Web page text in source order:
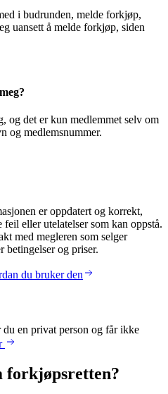
i budrunden, melde forkjøp,
uansett å melde forkjøp, siden
og det er kun medlemmet selv om
og medlemsnummer.
er oppdatert og korrekt,
eller utelatelser som kan oppstå.
med megleren som selger
og priser.
du bruker den
en privat person og får ikke
forkjøpsretten?